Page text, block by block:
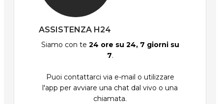
ASSISTENZA H24
Siamo con te 24 ore su 24, 7 giorni su
7.
Puoi contattarci via e-mail o utilizzare
l'app per avviare una chat dal vivo o una
chiamata.